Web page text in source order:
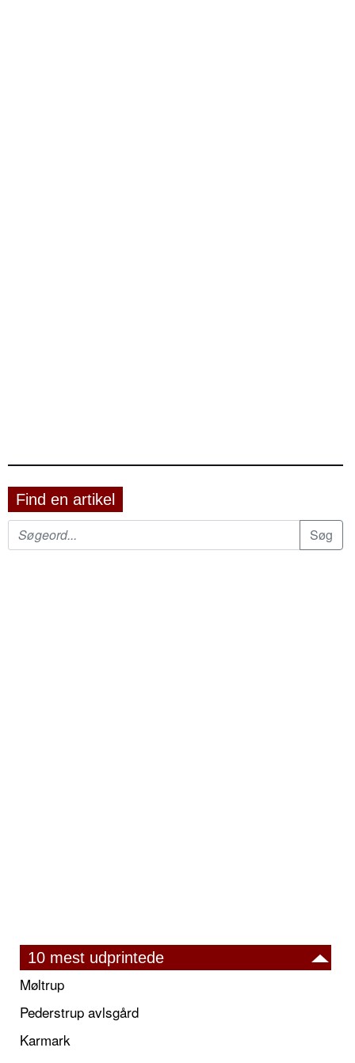
Find en artikel
10 mest udprintede
Møltrup
Pederstrup avlsgård
Karmark